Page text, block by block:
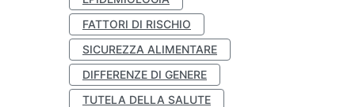
FATTORI DI RISCHIO
SICUREZZA ALIMENTARE
DIFFERENZE DI GENERE
TUTELA DELLA SALUTE